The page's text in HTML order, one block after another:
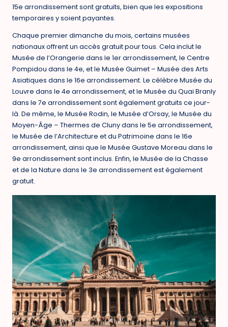
15e arrondissement sont gratuits, bien que les expositions
temporaires y soient payantes.
Chaque premier dimanche du mois, certains musées
nationaux offrent un accès gratuit pour tous. Cela inclut le
Musée de l’Orangerie dans le 1er arrondissement, le Centre
Pompidou dans le 4e, et le Musée Guimet – Musée des Arts
Asiatiques dans le 16e arrondissement. Le célèbre Musée du
Louvre dans le 4e arrondissement, et le Musée du Quai Branly
dans le 7e arrondissement sont également gratuits ce jour-
là. De même, le Musée Rodin, le Musée d’Orsay, le Musée du
Moyen-Âge – Thermes de Cluny dans le 5e arrondissement,
le Musée de l’Architecture et du Patrimoine dans le 16e
arrondissement, ainsi que le Musée Gustave Moreau dans le
9e arrondissement sont inclus. Enfin, le Musée de la Chasse
et de la Nature dans le 3e arrondissement est également
gratuit.